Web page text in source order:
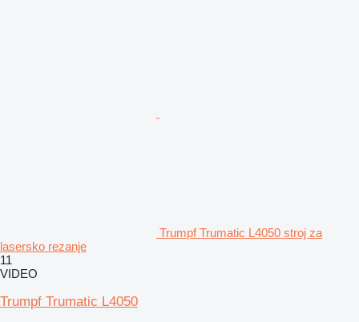
Trumpf Trumatic L4050 stroj za
lasersko rezanje
11
VIDEO
Trumpf Trumatic L4050